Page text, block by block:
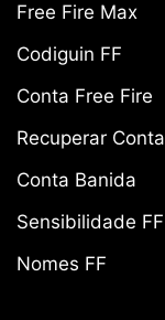
Free Fire Max
Codiguin FF
Conta Free Fire
Recuperar Conta
Conta Banida
Sensibilidade FF
Nomes FF